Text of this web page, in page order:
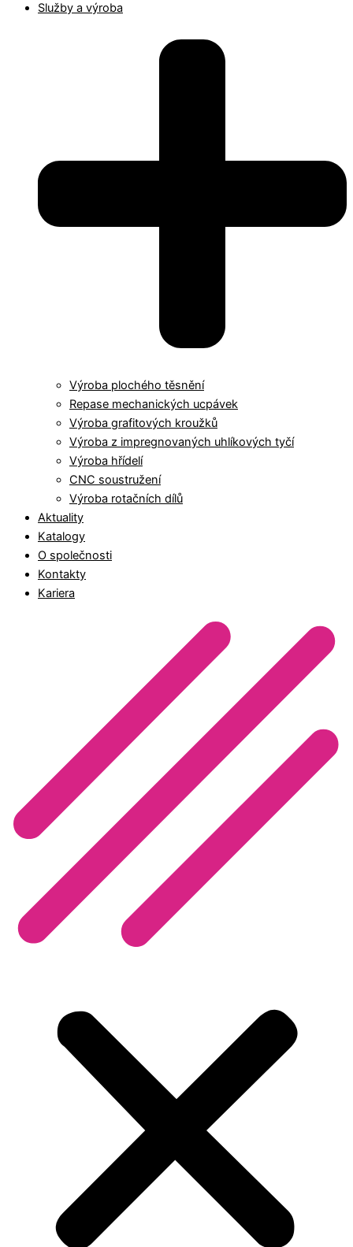
Služby a výroba
Výroba plochého těsnění
Repase mechanických ucpávek
Výroba grafitových kroužků
Výroba z impregnovaných uhlíkových tyčí
Výroba hřídelí
CNC soustružení
Výroba rotačních dílů
Aktuality
Katalogy
O společnosti
Kontakty
Kariera